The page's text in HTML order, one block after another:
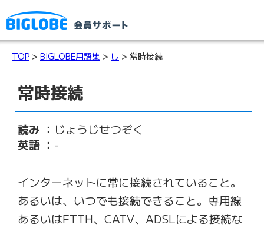
TOP > BIGLOBE用語集 > し > 常時接続
常時接続
読み ： じょうじせつぞく
英語 ： -
インターネットに常に接続されていること。
あるいは、いつでも接続できること。専用線
あるいはFTTH、CATV、ADSLによる接続な